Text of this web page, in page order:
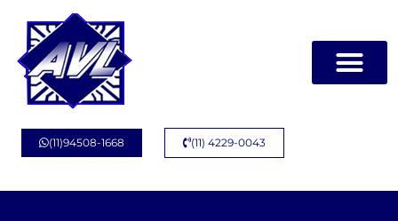
(11)94508-1668 (11) 4229-0043